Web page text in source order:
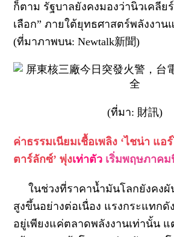
ก็ตาม รัฐบาลยังคงมองว่านิวเคลีย
เลือก” ภายใต้ยุทธศาสตร์พลังงาน
(ที่มาภาพบน: Newtalk新聞)
(ที่มา: 財訊)
ค่าธรรมเนียมเชื้อเพลิง ‘ไชน่า แอ
ตาร์ลักซ์’ พุ่งเท่าตัว เริ่มพฤษภาคม
ในช่วงที่ราคาน้ำมันโลกยังคงผั
สูงขึ้นอย่างต่อเนื่อง แรงกระแทกดั
อยู่เพียงแค่ตลาดพลังงานเท่านั้น